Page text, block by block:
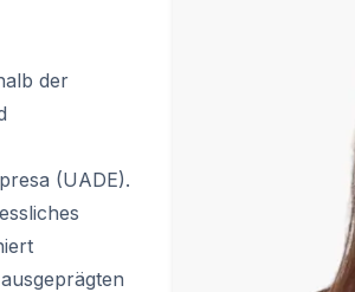
der
(UADE).